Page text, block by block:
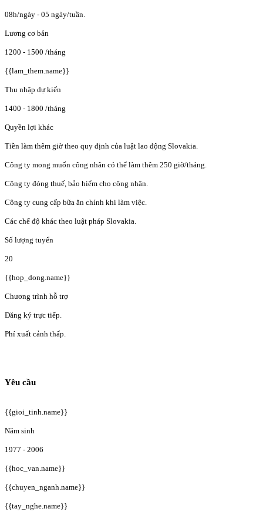
08h/ngày - 05 ngày/tuần.
Lương cơ bản
1200 - 1500 /tháng
{{lam_them.name}}
Thu nhập dự kiến
1400 - 1800 /tháng
Quyền lợi khác
Tiền làm thêm giờ theo quy định của luật lao động Slovakia.
Công ty mong muốn công nhân có thể làm thêm 250 giờ/tháng.
Công ty đóng thuế, bảo hiểm cho công nhân.
Công ty cung cấp bữa ăn chính khi làm việc.
Các chế độ khác theo luật pháp Slovakia.
Số lượng tuyển
20
{{hop_dong.name}}
Chương trình hỗ trợ
Đăng ký trực tiếp.
Phí xuất cảnh thấp.
Yêu cầu
{{gioi_tinh.name}}
Năm sinh
1977 - 2006
{{hoc_van.name}}
{{chuyen_nganh.name}}
{{tay_nghe.name}}